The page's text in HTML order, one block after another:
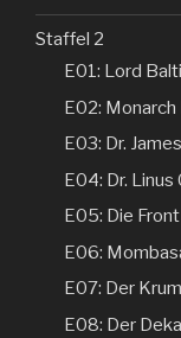
Staffel 2
E01: Lord
E02: Monarch
E03: Dr.
E04: Dr. Linus
E05: Die
E06:
E07: Der
E08: Der